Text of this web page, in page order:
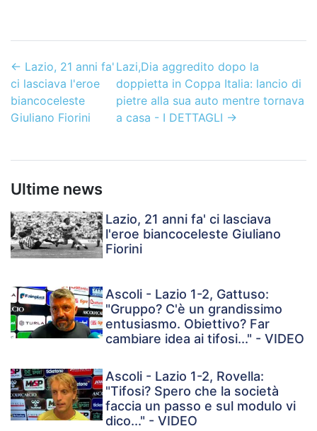
← Lazio, 21 anni fa'
ci lasciava l'eroe
biancoceleste
Giuliano Fiorini
Lazi,Dia aggredito dopo la
doppietta in Coppa Italia: lancio di
pietre alla sua auto mentre tornava
a casa - I DETTAGLI →
Ultime news
Lazio, 21 anni fa' ci lasciava
l'eroe biancoceleste Giuliano
Fiorini
Ascoli - Lazio 1-2, Gattuso:
"Gruppo? C'è un grandissimo
entusiasmo. Obiettivo? Far
cambiare idea ai tifosi..." - VIDEO
Ascoli - Lazio 1-2, Rovella:
"Tifosi? Spero che la società
faccia un passo e sul modulo vi
dico..." - VIDEO